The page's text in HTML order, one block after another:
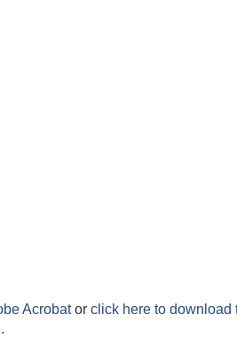
Acrobator click here to download